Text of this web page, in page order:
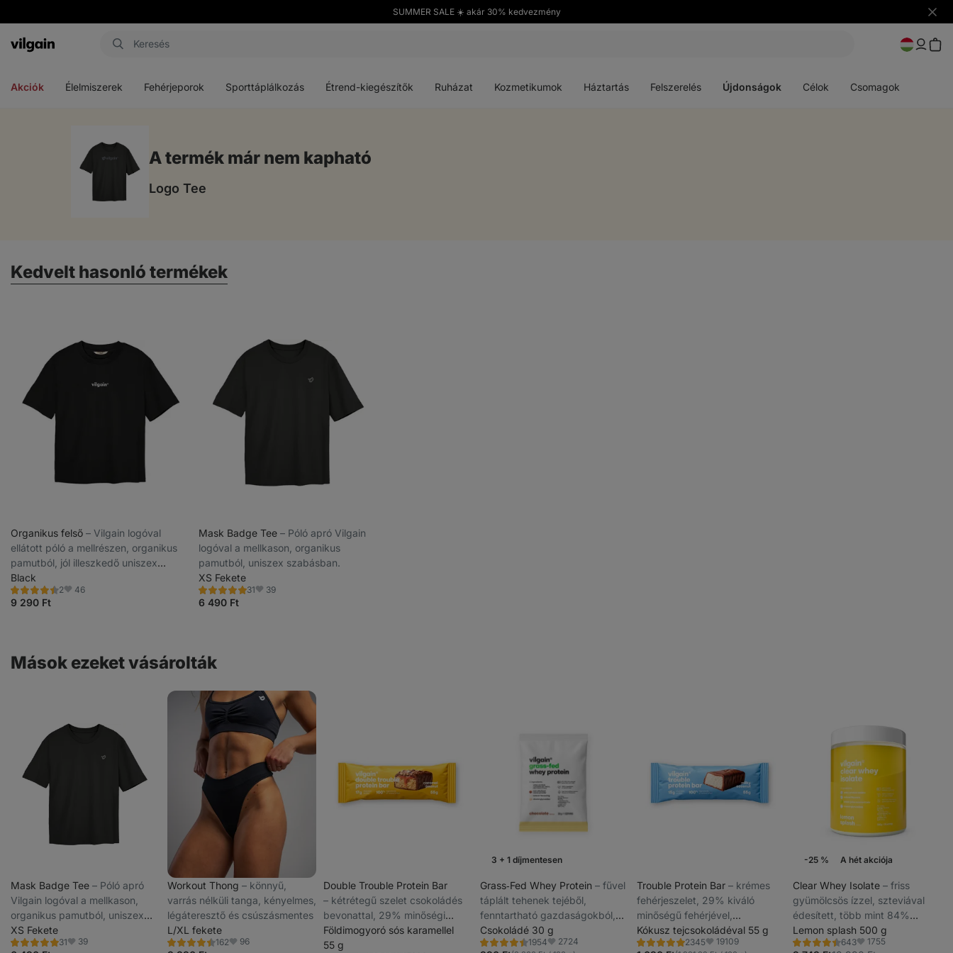
SUMMER SALE ☀️ akár 30% kedvezmény
Vilgain
Akciók Élelmiszerek Fehérjeporok Sporttáplálkozás Étrend-kiegészítők Ruházat Kozmetikumok Háztartás Felszerelés Újdonságok Célok Csomagok
A termék már nem kapható
Logo Tee
Kedvelt hasonló termékek
Organikus felső ⁠–⁠ Vilgain logóval
ellátott póló a mellrészen, organikus
pamutból, jól illeszkedő uniszex
fazonnal
Black
2
Értékelés
4.5/5,
Kedvencek
46
9 290 Ft
Mask Badge Tee ⁠–⁠ Póló apró Vilgain
logóval a mellkason, organikus
pamutból, uniszex szabásban.
XS Fekete
31
Értékelés
4.9/5,
Kedvencek
39
6 490 Ft
Mások ezeket vásárolták
Mask Badge Tee ⁠–⁠ Póló apró
Vilgain logóval a mellkason,
organikus pamutból, uniszex
szabásban.
XS Fekete
31
Értékelés
Kedvencek
39
Workout Thong ⁠–⁠ könnyű,
varrás nélküli tanga, kényelmes,
légáteresztő és csúszásmentes
L/XL fekete
162
Értékelés
Kedvencek
96
Double Trouble Protein Bar
⁠–⁠ kétrétegű szelet csokoládés
bevonattal, 29% minőségi
fehérje, tartósítószerek és
színezékek nélkül
Földimogyoró sós karamellel
55 g
3 + 1 díjmentesen
A hét akciója
Grass‑Fed Whey Protein ⁠–⁠ fűvel
táplált tehenek tejéből,
fenntartható gazdaságokból,
sztéviával édesítve, alacsony
hőmérsékleten ultrafilterezve
Csokoládé 30 g
1954
Értékelés
Kedvencek
2724
Trouble Protein Bar ⁠–⁠ krémes
fehérjeszelet, 29% kiváló
minőségű fehérjével,
tartósítószerek és színezékek
nélkül.
Kókusz tejcsokoládéval 55 g
2345
Értékelés
Kedvencek
19109
-25 % A hét akciója
Clear Whey Isolate⁠–⁠ friss
gyümölcsös ízzel, szteviával
édesített, több mint 84%
fehérjevel
Lemon splash 500 g
643
Értékelés
Kedvencek
1755